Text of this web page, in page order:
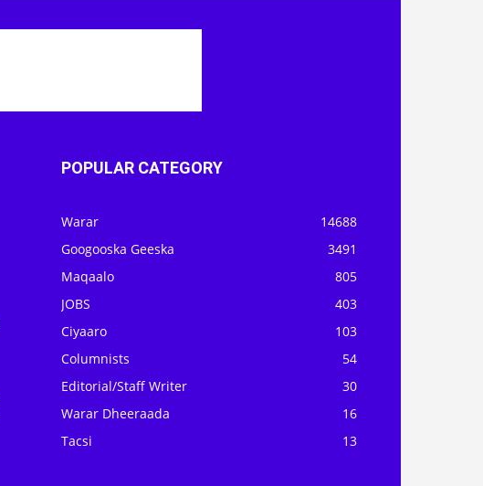
POPULAR CATEGORY
Warar
14688
Googooska Geeska
3491
Maqaalo
805
JOBS
403
Ciyaaro
103
Columnists
54
Editorial/Staff Writer
30
Warar Dheeraada
16
Tacsi
13